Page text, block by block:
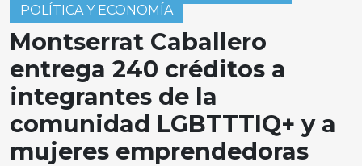
POLÍTICA Y ECONOMÍA
Montserrat Caballero
entrega 240 créditos a
integrantes de la
comunidad LGBTTTIQ+ y a
mujeres emprendedoras